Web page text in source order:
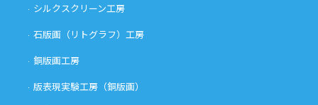
シルクスクリーン工房
石版画（リトグラフ）工房
銅版画工房
版表現実験工房（銅版画）